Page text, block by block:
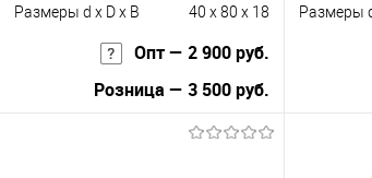
Размеры d x D x B
40 x 80 x 18
Опт — 2 900 руб.
Розница — 3 500 руб.
Размеры